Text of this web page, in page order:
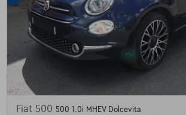
Fiat 500 500 1.0i MHEV Dolcevita